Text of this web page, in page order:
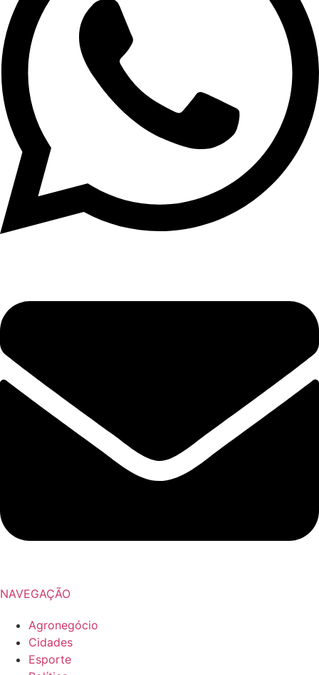
NAVEGAÇÃO
Agronegócio
Cidades
Esporte